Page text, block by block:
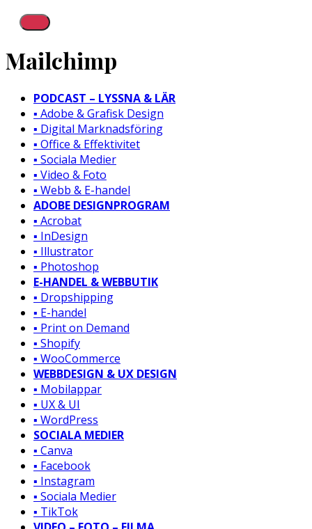
Mailchimp
PODCAST – LYSSNA & LÄR
▪️ Adobe & Grafisk Design
▪️ Digital Marknadsföring
▪️ Office & Effektivitet
▪️ Sociala Medier
▪️ Video & Foto
▪️ Webb & E-handel
ADOBE DESIGNPROGRAM
▪️ Acrobat
▪️ InDesign
▪️ Illustrator
▪️ Photoshop
E-HANDEL & WEBBUTIK
▪️ Dropshipping
▪️ E-handel
▪️ Print on Demand
▪️ Shopify
▪️ WooCommerce
WEBBDESIGN & UX DESIGN
▪️ Mobilappar
▪️ UX & UI
▪️ WordPress
SOCIALA MEDIER
▪️ Canva
▪️ Facebook
▪️ Instagram
▪️ Sociala Medier
▪️ TikTok